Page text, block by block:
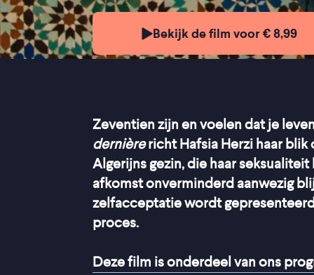
Bekijk de film voor € 8,99
Zeventien zijn en voelen dat je
dernièrericht Hafsia Herzi haar blik
Algerijns gezin, die haar
afkomst onverminderd aanwezig
zelfacceptatie wordt gepresenteerd
proces.
Deze film is onderdeel van ons